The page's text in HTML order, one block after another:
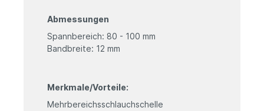
Abmessungen
Spannbereich: 80 - 100 mm
Bandbreite: 12 mm
Merkmale/Vorteile:
Mehrbereichsschlauchschelle